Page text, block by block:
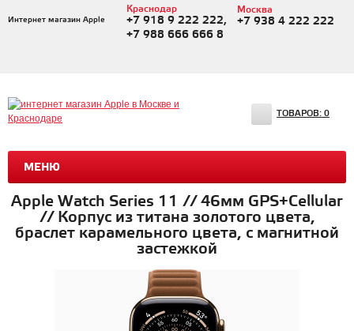
Интернет магазин Apple
Краснодар
+7 918 9 222 222,
+7 988 666 666 8
Москва
+7 938 4 222 222
МЕНЮ
ТОВАРОВ: 0
Apple Watch Series 11 // 46мм GPS+Cellular
// Корпус из титана золотого цвета,
браслет карамельного цвета, с магнитной
застежкой